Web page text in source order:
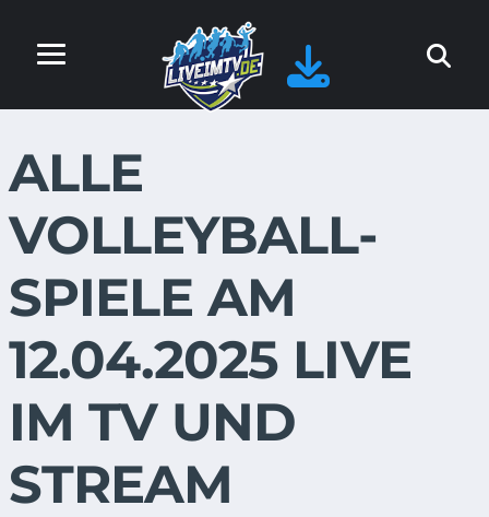
ALLE
VOLLEYBALL-
SPIELE AM
12.04.2025 LIVE
IM TV UND
STREAM